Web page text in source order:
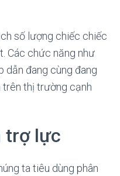
số lượng chiếc chiếc
Các chức năng như
dẫn đang cùng đang
trên thị trường cạnh
trợ lực
ta tiêu dùng phân